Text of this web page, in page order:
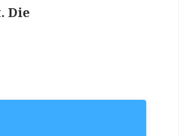
Die